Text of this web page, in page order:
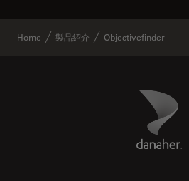
Home 製品紹介 Objectivefinder
Danaher